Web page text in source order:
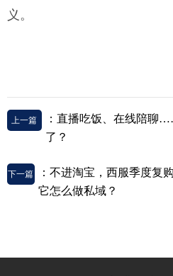
义。
上一篇
：直播吃饭、在线陪聊
了？
下一篇
：​不进淘宝，西服季度复
它怎么做私域？